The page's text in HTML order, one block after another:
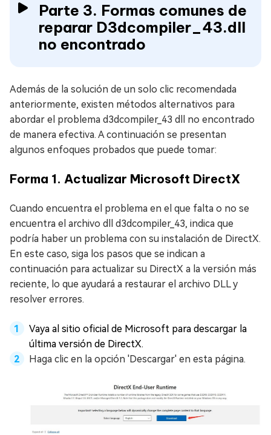
Parte 3. Formas comunes de
reparar D3dcompiler_43.dll
no encontrado
Además de la solución de un solo clic recomendada
anteriormente, existen métodos alternativos para
abordar el problema d3dcompiler_43 dll no encontrado
de manera efectiva. A continuación se presentan
algunos enfoques probados que puede tomar:
Forma 1. Actualizar Microsoft DirectX
Cuando encuentra el problema en el que falta o no se
encuentra el archivo dll d3dcompiler_43, indica que
podría haber un problema con su instalación de DirectX.
En este caso, siga los pasos que se indican a
continuación para actualizar su DirectX a la versión más
reciente, lo que ayudará a restaurar el archivo DLL y
resolver errores.
Vaya al sitio oficial de Microsoft para descargar la
última versión de DirectX.
Haga clic en la opción 'Descargar' en esta página.